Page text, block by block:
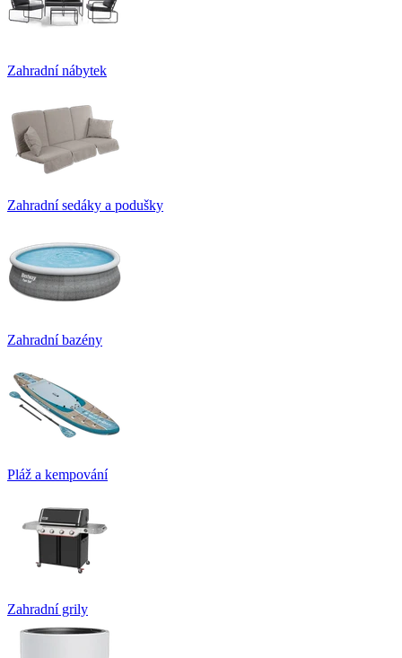
Zahradní nábytek
Zahradní sedáky a podušky
Zahradní bazény
Pláž a kempování
Zahradní grily